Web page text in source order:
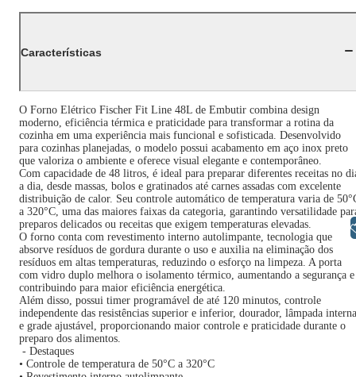
Características
O Forno Elétrico Fischer Fit Line 48L de Embutir combina design
moderno, eficiência térmica e praticidade para transformar a rotina da
cozinha em uma experiência mais funcional e sofisticada. Desenvolvido
para cozinhas planejadas, o modelo possui acabamento em aço inox preto
que valoriza o ambiente e oferece visual elegante e contemporâneo.
Com capacidade de 48 litros, é ideal para preparar diferentes receitas no
a dia, desde massas, bolos e gratinados até carnes assadas com excelente
distribuição de calor. Seu controle automático de temperatura varia de
a 320°C, uma das maiores faixas da categoria, garantindo versatilidade
preparos delicados ou receitas que exigem temperaturas elevadas.
O forno conta com revestimento interno autolimpante, tecnologia que
absorve resíduos de gordura durante o uso e auxilia na eliminação dos
resíduos em altas temperaturas, reduzindo o esforço na limpeza. A porta
com vidro duplo melhora o isolamento térmico, aumentando a segurança e
contribuindo para maior eficiência energética.
Além disso, possui timer programável de até 120 minutos, controle
independente das resistências superior e inferior, dourador, lâmpada interna
e grade ajustável, proporcionando maior controle e praticidade durante o
preparo dos alimentos.
- Destaques
• Controle de temperatura de 50°C a 320°C
Libras